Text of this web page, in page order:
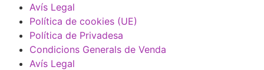
Avís Legal
Política de cookies (UE)
Política de Privadesa
Condicions Generals de Venda
Avís Legal